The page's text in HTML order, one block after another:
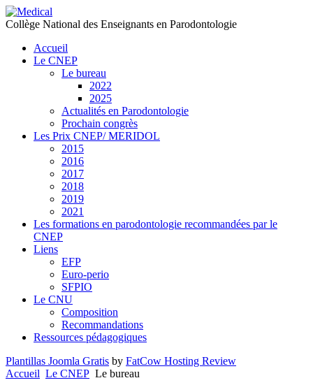
Collège National des Enseignants en Parodontologie
Accueil
Le CNEP
Le bureau
2022
2025
Actualités en Parodontologie
Prochain congrès
Les Prix CNEP/ MERIDOL
2015
2016
2017
2018
2019
2021
Les formations en parodontologie recommandées par le
CNEP
Liens
EFP
Euro-perio
SFPIO
Le CNU
Composition
Recommandations
Ressources pédagogiques
Plantillas Joomla Gratis by FatCow Hosting Review
Accueil Le CNEP Le bureau
précédente
précédent
suivante
suivant